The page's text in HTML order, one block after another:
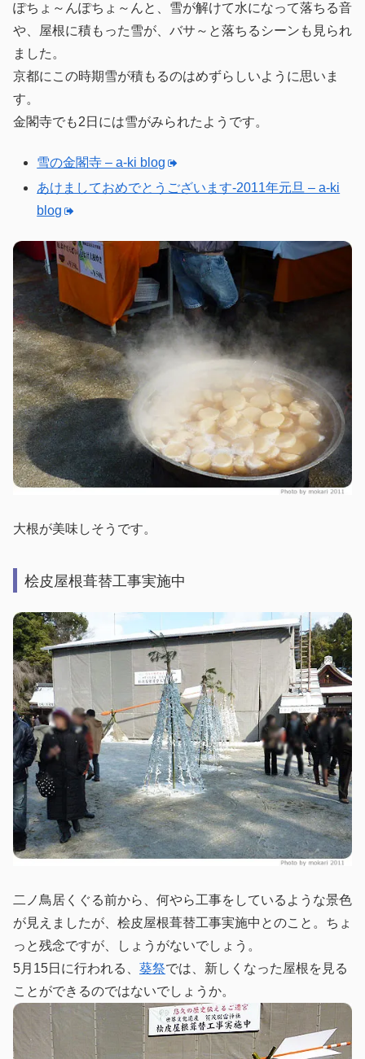
ぽちょ～んぽちょ～んと、雪が解けて水になって落ちる音
や、屋根に積もった雪が、バサ～と落ちるシーンも見られ
ました。
京都にこの時期雪が積もるのはめずらしいように思いま
す。
金閣寺でも2日には雪がみられたようです。
雪の金閣寺 – a-ki blog
あけましておめでとうございます-2011年元旦 – a-ki
blog
大根が美味しそうです。
桧皮屋根葺替工事実施中
二ノ鳥居くぐる前から、何やら工事をしているような景色
が見えましたが、桧皮屋根葺替工事実施中とのこと。ちょ
っと残念ですが、しょうがないでしょう。
5月15日に行われる、 葵祭では、新しくなった屋根を見る
ことができるのではないでしょうか。